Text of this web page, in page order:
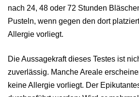
nach 24, 48 oder 72 Stunden
Pusteln, wenn gegen den dort
Allergie vorliegt.
Die Aussagekraft dieses Testes ist
zuverlässig. Manche Areale
keine Allergie vorliegt. Der